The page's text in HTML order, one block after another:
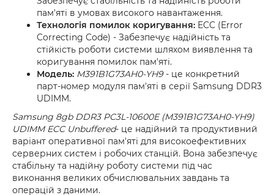
пам'яті в умовах високого навантаження.
Технологія помилок коригування: ECC (Error
Correcting Code) - Забезпечує надійність та
стійкість роботи системи шляхом виявлення та
коригування помилок пам'яті.
Модель: M391B1G73AH0-YH9- це конкретний
парт-номер модуля пам'яті в серії Samsung DDR3
UDIMM.
Samsung 8gb DDR3 PC3L-10600E (M391B1G73AH0-YH9)
UDIMM ECC Unbuffered- це надійний та продуктивний
варіант оперативної пам'яті для високоефективних
серверних систем і робочих станцій. Вона забезпечує
стабільну та надійну роботу системи під час
виконання великих обчислювальних завдань та
операцій з даними.